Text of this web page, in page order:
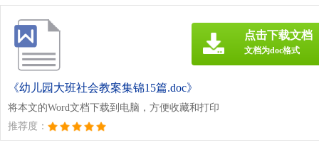
《幼儿园大班社会教案集锦15篇.doc》
将本文的Word文档下载到电脑，方便收藏和打印
推荐度：
点击下载文档
文档为doc格式